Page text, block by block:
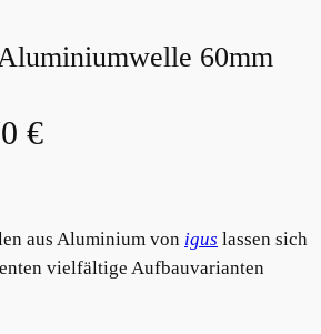
60mm
€
aus Aluminium von igus lassen sich
vielfältige Aufbauvarianten